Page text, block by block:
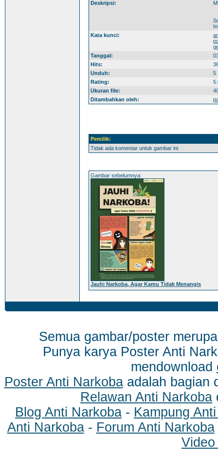
Deskripsi:
Kata kunci:
Tanggal:
Hits:
Unduh:
5
Rating:
Ukuran file:
Ditambahkan oleh:
Pemilik:
Tidak ada komentar untuk gambar ini
Gambar sebelumnya:
Jauhi Narkoba, Agar Kamu Tidak Menangis
Semua gambar/poster
Punya karya Poster Anti
mendownload
Poster Anti Narkobaadalah bagian
Relawan Anti Narkoba
Blog Anti Narkoba - Kampung
Anti Narkoba- Forum Anti Narkoba